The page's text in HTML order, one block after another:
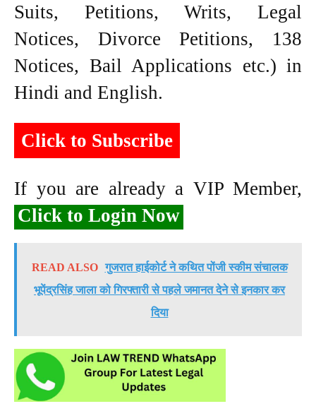
Suits, Petitions, Writs, Legal
Notices, Divorce Petitions, 138
Notices, Bail Applications etc.) in
Hindi and English.
Click to Subscribe
If you are already a VIP Member,
Click to Login Now
READ ALSO गुजरात हाईकोर्ट ने कथित पोंजी स्कीम संचालक
भूपेंद्रसिंह जाला को गिरफ्तारी से पहले जमानत देने से इनकार कर
दिया